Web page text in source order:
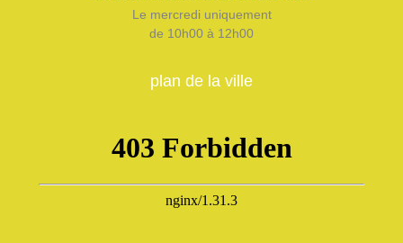
Le mercredi uniquement
de 10h00 à 12h00
plan de la ville